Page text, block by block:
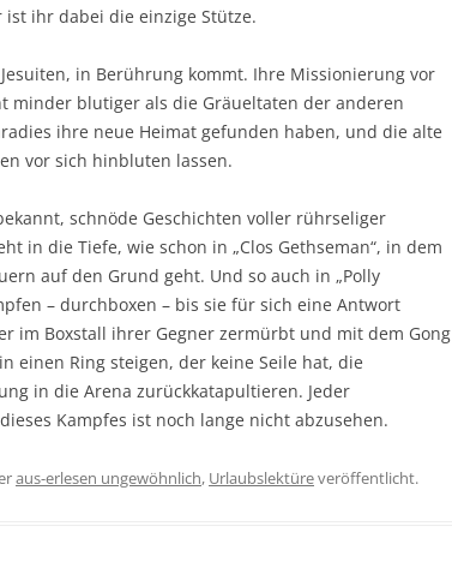
ihr dabei die einzige Stütze.
in Berührung kommt. Ihre Missionierung vor
minder blutiger als die Gräueltaten der anderen
ihre neue Heimat gefunden haben, und die alte
vor sich hinbluten lassen.
schnöde Geschichten voller rührseliger
in die Tiefe, wie schon in „Clos Gethseman“, in dem
auf den Grund geht. Und so auch in „Polly
– durchboxen – bis sie für sich eine Antwort
im Boxstall ihrer Gegner zermürbt und mit dem Gong
einen Ring steigen, der keine Seile hat, die
in die Arena zurückkatapultieren. Jeder
Kampfes ist noch lange nicht abzusehen.
aus-erlesen ungewöhnlich, Urlaubslektüreveröffentlicht.